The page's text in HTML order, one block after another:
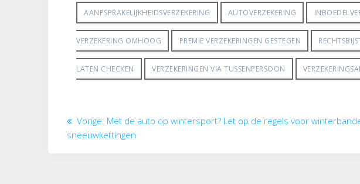
AANPSPRAKELIJKHEIDSVERZEKERING AUTOVERZEKERING
VERZEKERING OMHOOG PREMIE VERZEKERINGEN GESTEGEN
LATEN CHECKEN VERZEKERINGEN VIA TUSSENPERSOON
Bericht
navigatie
Vorige: Vorig
bericht:
Met de auto op wintersport? Let op de regels voor
sneeuwkettingen